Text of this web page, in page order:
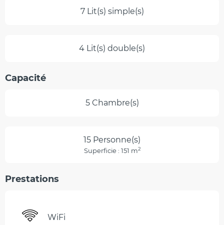
7 Lit(s) simple(s)
4 Lit(s) double(s)
Capacité
5 Chambre(s)
15 Personne(s)
Superficie : 151 m2
Prestations
WiFi